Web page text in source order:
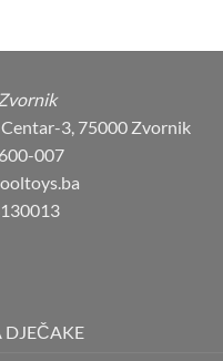
99,90 KM.95,90 KM.
3, 75000 Zvornik
007
DJEČAKE